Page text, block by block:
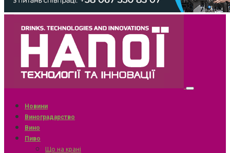
Новини
Виноградарство
Вино
Пиво
Що на крані